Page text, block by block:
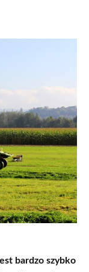
bardzo szybko